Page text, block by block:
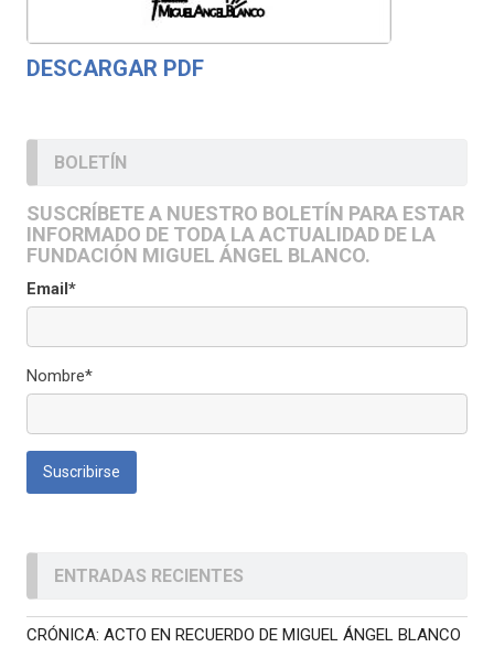
DESCARGAR PDF
BOLETÍN
SUSCRÍBETE A NUESTRO BOLETÍN PARA ESTAR
INFORMADO DE TODA LA ACTUALIDAD DE LA
FUNDACIÓN MIGUEL ÁNGEL BLANCO.
Email*
Nombre*
ENTRADAS RECIENTES
CRÓNICA: ACTO EN RECUERDO DE MIGUEL ÁNGEL BLANCO